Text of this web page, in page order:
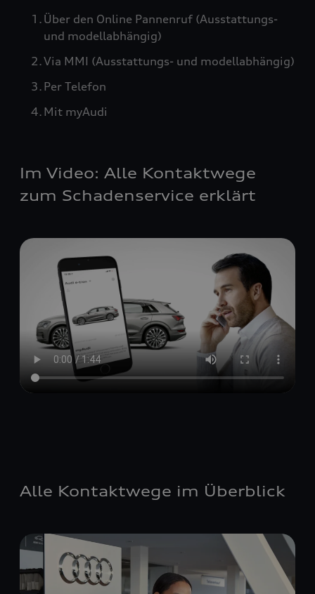
Über den Online Pannenruf (Ausstattungs-
und modellabhängig)
Via MMI (Ausstattungs- und modellabhängig)
Per Telefon
Mit myAudi
Im Video: Alle Kontaktwege
zum Schadenservice erklärt
Alle Kontaktwege im Überblick